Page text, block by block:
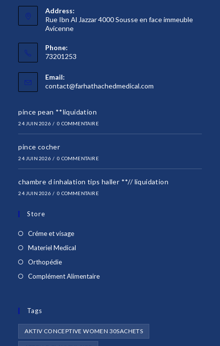
Address:
Rue Ibn Al Jazzar 4000 Sousse en face immeuble
Avicenne
Phone:
73201253
Email:
contact@farhathachedmedical.com
pince pean **liquidation
24 JUIN 2026 / 0 COMMENTAIRE
pince cocher
24 JUIN 2026 / 0 COMMENTAIRE
chambre d inhalation tips haller **// liquidation
24 JUIN 2026 / 0 COMMENTAIRE
Store
Créme et visageS’ouvre
dans
Materiel Medical
OrthopédieS’ouvre
dans
Complément AlimentaireS’ouvre
onglet
Tags
AKTIV CONCEPTIVE WOMEN 30SACHETS